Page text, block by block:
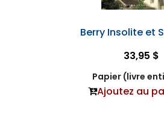
Berry Insolite et
33,95 $
Papier (livre
Ajoutez au